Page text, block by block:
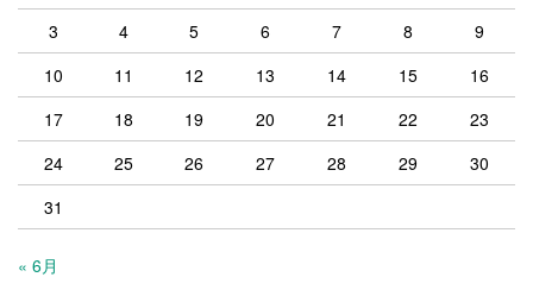
3
4 5 6 7 8
9
10
11 12 13 14 15
16
17
18 19 20 21 22
23
24
25 26 27 28 29
30
31
« 6月